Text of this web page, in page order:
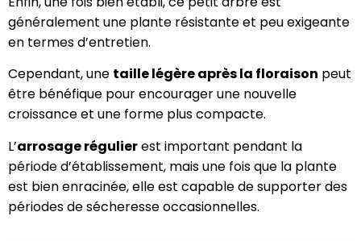
généralement une plante résistante et peu exigeante
en termes d’entretien.
Cependant, une taille légère après la floraison peut
être bénéfique pour encourager une nouvelle
croissance et une forme plus compacte.
L’arrosage régulierest important pendant la
période d’établissement, mais une fois que la plante
est bien enracinée, elle est capable de supporter des
périodes de sécheresse occasionnelles.